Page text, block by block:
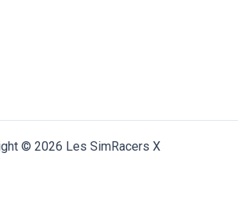
© 2026 Les SimRacers X